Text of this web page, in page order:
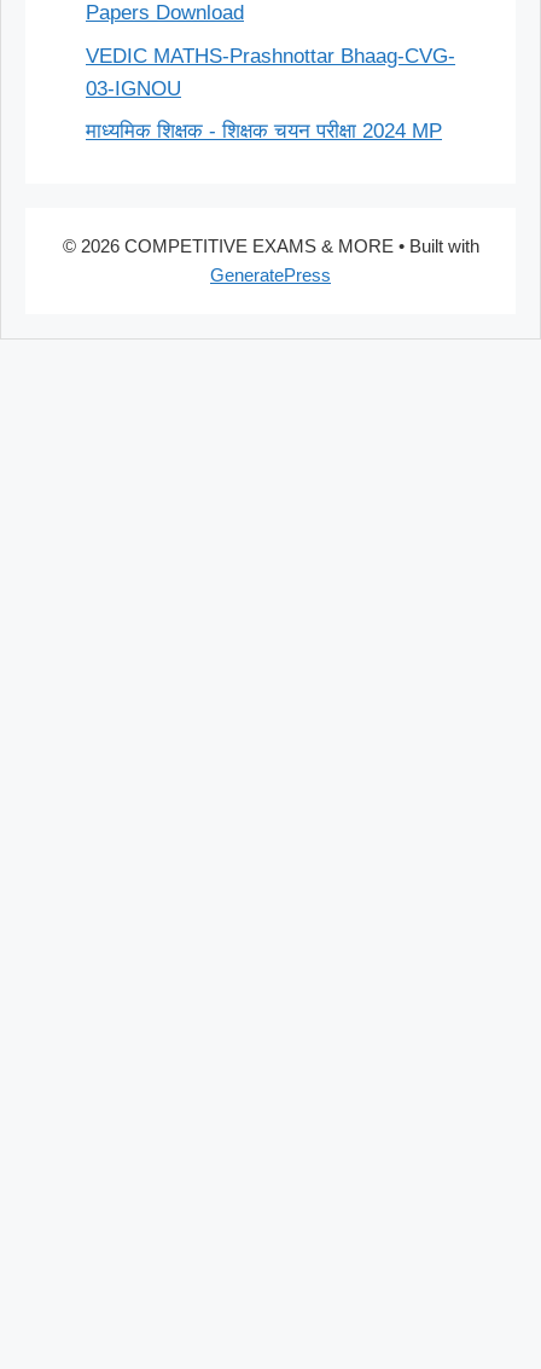
Papers Download
VEDIC MATHS-Prashnottar Bhaag-CVG-
03-IGNOU
माध्यमिक शिक्षक - शिक्षक चयन परीक्षा 2024 MP
© 2026 COMPETITIVE EXAMS & MORE • Built with
GeneratePress